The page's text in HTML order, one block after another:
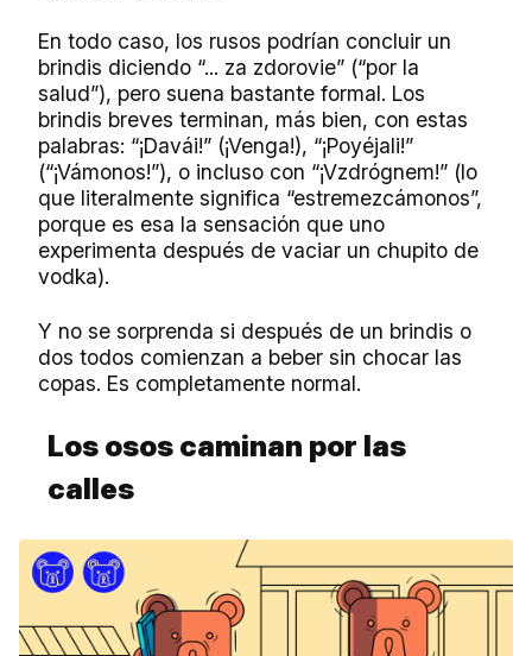
En todo caso, los rusos podrían concluir un
brindis diciendo “... za zdorovie” (“por la
salud”), pero suena bastante formal. Los
brindis breves terminan, más bien, con estas
palabras: “¡Davái!” (¡Venga!), “¡Poyéjali!”
(“¡Vámonos!”), o incluso con “¡Vzdrógnem!” (lo
que literalmente significa “estremezcámonos”,
porque es esa la sensación que uno
experimenta después de vaciar un chupito de
vodka).
Y no se sorprenda si después de un brindis o
dos todos comienzan a beber sin chocar las
copas. Es completamente normal.
Los osos caminan por las
calles